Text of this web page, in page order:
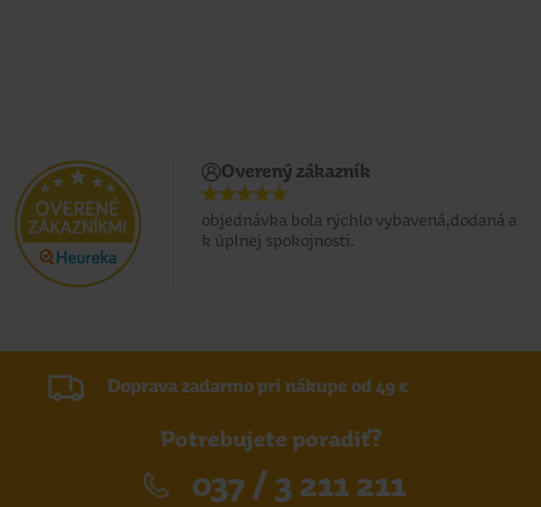
Overený zákazník
objednávka bola rýchlo vybavená,dodaná a
k úplnej spokojnosti.
Doprava zadarmo pri nákupe od 49 €
Potrebujete poradiť?
037 / 3 211 211